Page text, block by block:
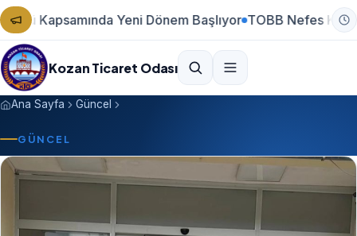
Yeni Dönem Başlıyor TOBB Nefes Kredisi
Kozan Ticaret Odası
Ana Sayfa Güncel
GÜNCEL